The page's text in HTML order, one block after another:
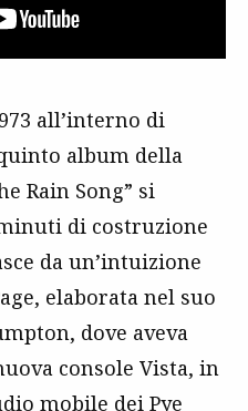
all’interno di
album della
Rain Song” si
di costruzione
da un’intuizione
elaborata nel suo
dove aveva
console Vista, in
mobile dei Pye